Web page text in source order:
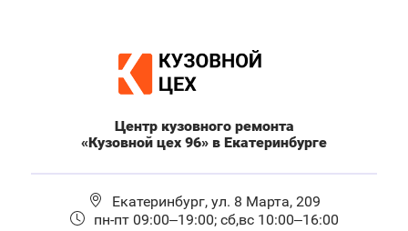
Центр кузовного ремонта
«Кузовной цех 96» в Екатеринбурге
Екатеринбург, ул. 8 Марта, 209
пн-пт 09:00–19:00; сб,вс 10:00–16:00